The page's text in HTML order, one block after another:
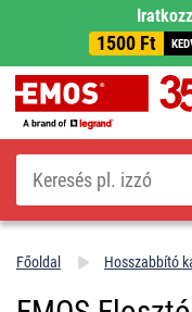
1500 Ft
Keresés
Főoldal Hosszabbító